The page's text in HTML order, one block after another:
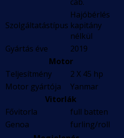
cab.
Szolgáltatástípus
Hajóbérlés
kapitány
nélkül
Gyártás éve
2019
Motor
Teljesítmény
2 X 45 hp
Motor gyártója
Yanmar
Vitorlák
Fővitorla
full batten
Genoa
furling/roll